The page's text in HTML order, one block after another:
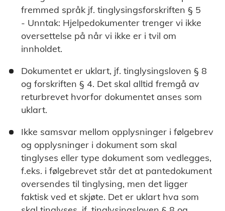
fremmed språk jf. tinglysingsforskriften § 5
- Unntak: Hjelpedokumenter trenger vi ikke
oversettelse på når vi ikke er i tvil om
innholdet.
Dokumentet er uklart, jf. tinglysingsloven § 8
og forskriften § 4. Det skal alltid fremgå av
returbrevet hvorfor dokumentet anses som
uklart.
Ikke samsvar mellom opplysninger i følgebrev
og opplysninger i dokument som skal
tinglyses eller type dokument som vedlegges,
f.eks. i følgebrevet står det at pantedokument
oversendes til tinglysing, men det ligger
faktisk ved et skjøte. Det er uklart hva som